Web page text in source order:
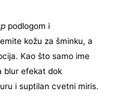
podlogom i
kožu za šminku, a
Kao što samo ime
blur efekat dok
i suptilan cvetni miris.